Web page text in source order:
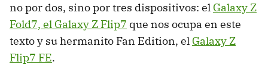
no por dos, sino por tres dispositivos: el Galaxy Z
Fold7, el Galaxy Z Flip7 que nos ocupa en este
texto y su hermanito Fan Edition, el Galaxy Z
Flip7 FE.